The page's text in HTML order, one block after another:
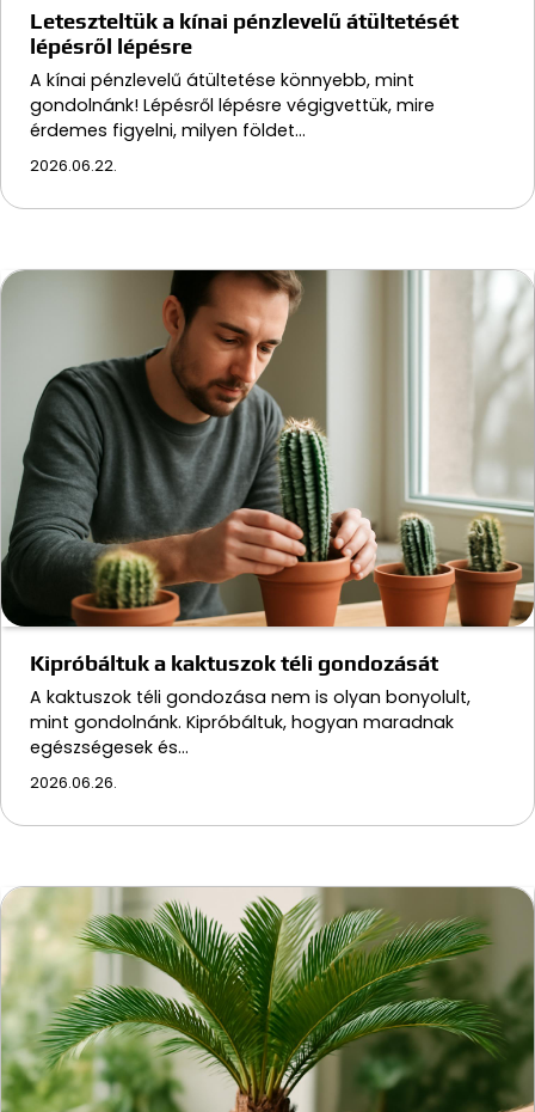
Leteszteltük a kínai pénzlevelű átültetését
lépésről lépésre
A kínai pénzlevelű átültetése könnyebb, mint
gondolnánk! Lépésről lépésre végigvettük, mire
érdemes figyelni, milyen földet…
2026.06.22.
Kipróbáltuk a kaktuszok téli gondozását
A kaktuszok téli gondozása nem is olyan bonyolult,
mint gondolnánk. Kipróbáltuk, hogyan maradnak
egészségesek és…
2026.06.26.